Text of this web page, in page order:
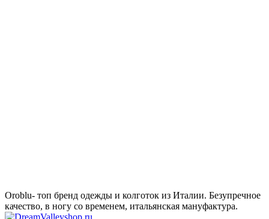
Oroblu- топ бренд одежды и колготок из Италии. Безупречное
качество, в ногу со временем, итальянская мануфактура.